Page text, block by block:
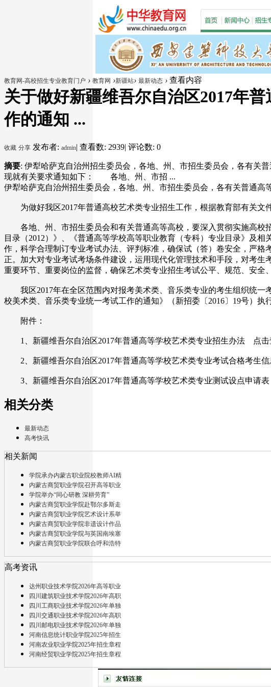
教育网-高校招生专业教育门户 › 教育网 ›新疆站› 最新动态 › 查看内容
关于做好新疆维吾尔自治区2017年
作的通知 ...
收藏 分享 发布者: admin| 查看数: 2939| 评论数: 0
摘要: 伊犁哈萨克自治州招生委员会，各地、州、市招生委员会，各有
现就有关要求通知如下： 各地、州、市招 ...
伊犁哈萨克自治州招生委员会，各地、州、市招生委员会，各有关普通高
为做好我区2017年普通高校艺术类专业招生工作，根据教育部有关文
各地、州、市招生委员会和有关普通高等高校，要深入贯彻实施高校
目录（2012）》、《普通高等学校高等职业教育（专科）专业目录》及
作，科学合理制订专业考试办法、评判标准，确保试（答）卷安全，严
正。加大对专业考试考场条件建设，运用现代化管理技术和手段，对考
重要环节、重要岗位的监督，确保艺术类专业招生考试公平、规范、安全
我区2017年在全区范围内对报考美术类、音乐类专业的考生组织统一
校美术类、音乐类专业统一考试工作的通知》（新招委〔2016〕19号）执行
附件：
1、新疆维吾尔自治区2017年普通高等学校艺术类专业招生办法 点击
2、新疆维吾尔自治区2017年普通高等学校艺术类专业考试合格考生信
3、新疆维吾尔自治区2017年普通高等学校艺术类专业测试设点申请表
相关分类
最新动态
高考快讯
相关新闻
学院承办内蒙古职业院校教师AI精
内蒙古商贸职业学院召开高等职业
学院举办“同心研教 深耕劳育”
内蒙古商贸职业学院赴鄂尔多斯走
内蒙古商贸职业学院艺术设计系举
内蒙古商贸职业学院非遗设计作品
内蒙古商贸职业学院与英国南埃塞
内蒙古商贸职业学院联合呼和浩特
高考资讯
达州职业技术学院2026年高等职业
四川建筑职业技术学院2026年高职
四川工商职业技术学院2026年单独
四川交通职业技术学院2026年高职
四川邮电职业技术学院2026年单独
河南信息统计职业学院2025年招生
河南农业职业学院2025年招生章程
河南经贸职业学院2025年招生章程